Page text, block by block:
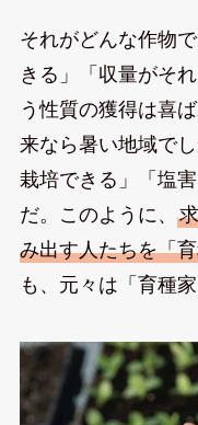
それがどんな作物
きる」「収量がそ
う性質の獲得は喜
来なら暑い地域で
栽培できる」「塩
だ。このように、
み出す人たちを「
も、元々は「育種家